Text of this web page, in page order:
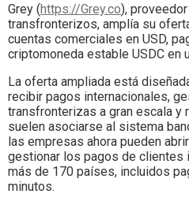
Grey (https://Grey.co),
transfronterizos, amplía su
cuentas comerciales en USD,
criptomoneda estable USDC en
La oferta ampliada está
recibir pagos internacionales,
transfronterizas a gran escala y
suelen asociarse al sistema
las empresas ahora pueden
gestionar los pagos de clientes
más de 170 países, incluidos
minutos.